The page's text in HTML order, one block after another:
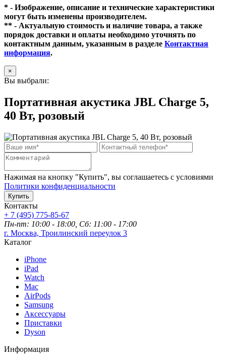
* - Изображение, описание и технические характеристики
могут быть изменены производителем.
** - Актуальную стоимость и наличие товара, а также
порядок доставки и оплаты необходимо уточнять по
контактным данным, указанным в разделе Контактная
информация.
×
Вы выбрали:
Портативная акустика JBL Charge 5,
40 Вт, розовый
Нажимая на кнопку "Купить", вы соглашаетесь с условиями
Политики конфиденциальности
Купить
Контакты
+ 7 (495) 775-85-67
Пн-пт: 10:00 - 18:00, Сб: 11:00 - 17:00
г. Москва, Троилинский переулок 3
Каталог
iPhone
iPad
Watch
Mac
AirPods
Samsung
Аксессуары
Приставки
Dyson
Информация